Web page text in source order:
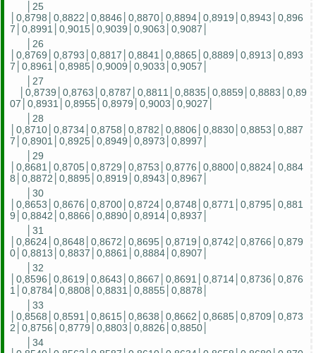
│25
│0,8798│0,8822│0,8846│0,8870│0,8894│0,8919│0,8943│0,896
7│0,8991│0,9015│0,9039│0,9063│0,9087│
│26
│0,8769│0,8793│0,8817│0,8841│0,8865│0,8889│0,8913│0,893
7│0,8961│0,8985│0,9009│0,9033│0,9057│
│27
│0,8739│0,8763│0,8787│0,8811│0,8835│0,8859│0,8883│0,89
07│0,8931│0,8955│0,8979│0,9003│0,9027│
│28
│0,8710│0,8734│0,8758│0,8782│0,8806│0,8830│0,8853│0,887
7│0,8901│0,8925│0,8949│0,8973│0,8997│
│29
│0,8681│0,8705│0,8729│0,8753│0,8776│0,8800│0,8824│0,884
8│0,8872│0,8895│0,8919│0,8943│0,8967│
│30
│0,8653│0,8676│0,8700│0,8724│0,8748│0,8771│0,8795│0,881
9│0,8842│0,8866│0,8890│0,8914│0,8937│
│31
│0,8624│0,8648│0,8672│0,8695│0,8719│0,8742│0,8766│0,879
0│0,8813│0,8837│0,8861│0,8884│0,8907│
│32
│0,8596│0,8619│0,8643│0,8667│0,8691│0,8714│0,8736│0,876
1│0,8784│0,8808│0,8831│0,8855│0,8878│
│33
│0,8568│0,8591│0,8615│0,8638│0,8662│0,8685│0,8709│0,873
2│0,8756│0,8779│0,8803│0,8826│0,8850│
│34